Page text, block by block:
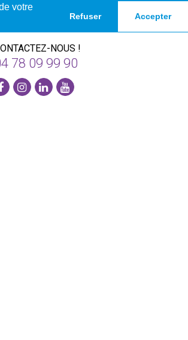
votre
Refuser Accepter
NOUS !
78 09 99 90